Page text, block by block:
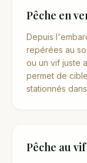
Pêche en
Depuis
repérées au
ou un vif juste
permet de
stationnés
Pêche au vif